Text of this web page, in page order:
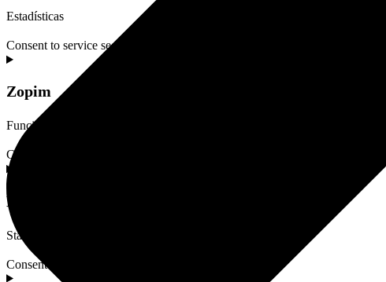
Estadísticas
Consent to service segment
Zopim
Funcional
Consent to service zopim
Elementor
Statistics (anonymous)
Consent to service elementor